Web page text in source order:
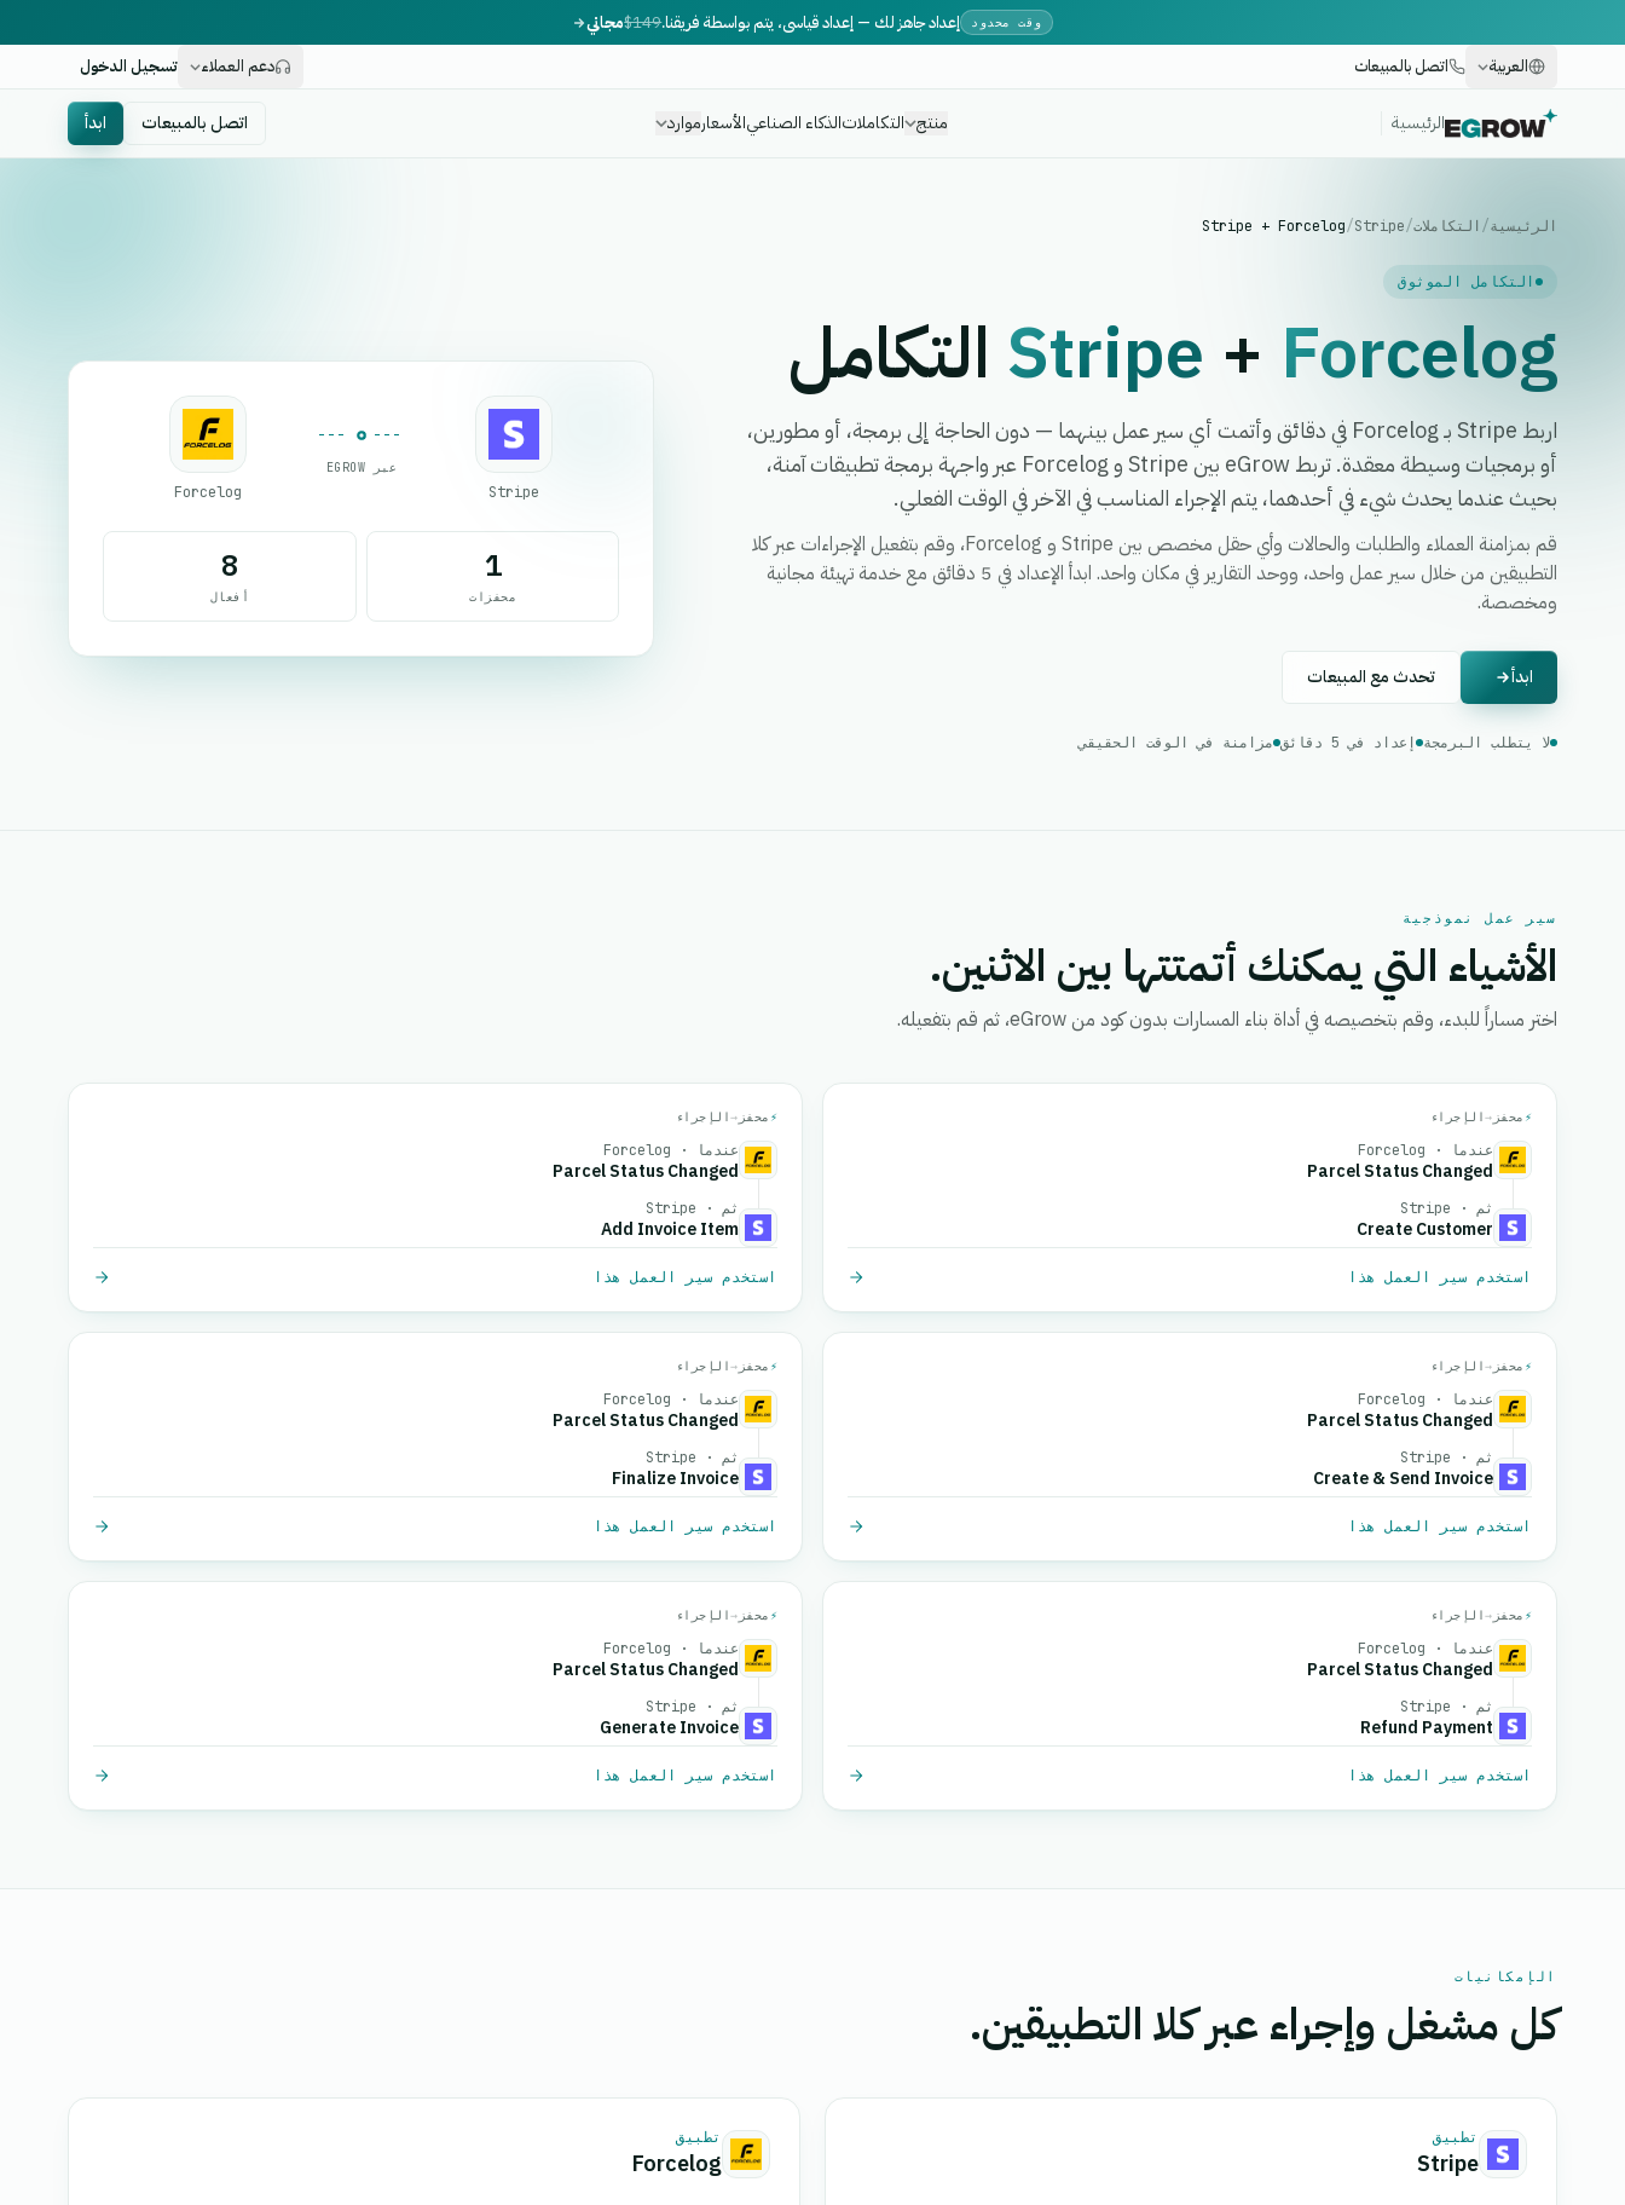
وقت محدود إعداد جاهز لك — إعداد قياسي، يتم بواسطة فريقنا.$149مجاني
العربية
اتصل بالمبيعات دعم العملاء تسجيل الدخول
الرئيسية منتج التكاملاتالذكاء الصناعيالأسعارموارد اتصل بالمبيعات ابدأ
الرئيسية/ التكاملات/
Stripe
/
Stripe + Forcelog
التكامل الموثوق
Stripe + Forcelog التكامل
اربط Stripe بـ Forcelog في دقائق وأتمت أي سير عمل بينهما — دون الحاجة إلى برمجة، أو مطورين،
أو برمجيات وسيطة معقدة. تربط eGrow بين Stripe و Forcelog عبر واجهة برمجة تطبيقات آمنة،
بحيث عندما يحدث شيء في أحدهما، يتم الإجراء المناسب في الآخر في الوقت الفعلي.
قم بمزامنة العملاء والطلبات والحالات وأي حقل مخصص بين Stripe و Forcelog، وقم بتفعيل الإجراءات عبر كلا
التطبيقين من خلال سير عمل واحد، ووحد التقارير في مكان واحد. ابدأ الإعداد في 5 دقائق مع خدمة تهيئة مجانية
ومخصصة.
ابدأ تحدث مع المبيعات
لا يتطلب البرمجة إعداد في 5 دقائق مزامنة في الوقت الحقيقي
Stripe
عبر EGROW
Forcelog
1
محفزات
8
أفعال
سير عمل نموذجية
الأشياء التي يمكنك أتمتتها بين الاثنين.
اختر مساراً للبدء، وقم بتخصيصه في أداة بناء المسارات بدون كود من eGrow، ثم قم بتفعيله.
⚡ محفز →الإجراء
عندما · Forcelog
Parcel Status Changed
ثم · Stripe
Create Customer
استخدم سير العمل هذا
⚡ محفز →الإجراء
عندما · Forcelog
Parcel Status Changed
ثم · Stripe
Add Invoice Item
استخدم سير العمل هذا
⚡ محفز →الإجراء
عندما · Forcelog
Parcel Status Changed
ثم · Stripe
Create & Send Invoice
استخدم سير العمل هذا
⚡ محفز →الإجراء
عندما · Forcelog
Parcel Status Changed
ثم · Stripe
Finalize Invoice
استخدم سير العمل هذا
⚡ محفز →الإجراء
عندما · Forcelog
Parcel Status Changed
ثم · Stripe
Refund Payment
استخدم سير العمل هذا
⚡ محفز →الإجراء
عندما · Forcelog
Parcel Status Changed
ثم · Stripe
Generate Invoice
استخدم سير العمل هذا
الإمكانيات
كل مشغل وإجراء عبر كلا التطبيقين.
تطبيق
Stripe
تطبيق
Forcelog